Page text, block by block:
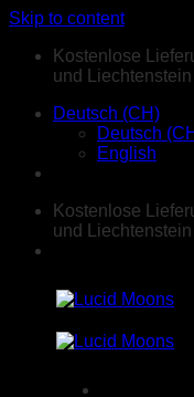
Skip to content
Kostenlose
und Liechtenstein
Deutsch (CH)
Deutsch
English
Kostenlose
und Liechtenstein